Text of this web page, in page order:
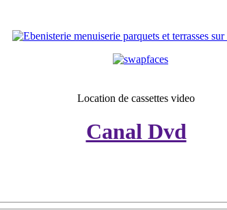
Location de cassettes video
Canal Dvd